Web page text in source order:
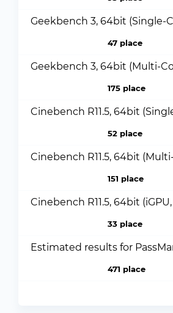
Geekbench 3, 64bit (Single-
47 place
Geekbench 3, 64bit (Multi-
175 place
Cinebench R11.5, 64bit
52 place
Cinebench R11.5, 64bit
151 place
Cinebench R11.5, 64bit
33 place
Estimated results for
471 place